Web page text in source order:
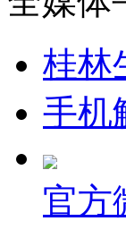
桂林
手机
官方